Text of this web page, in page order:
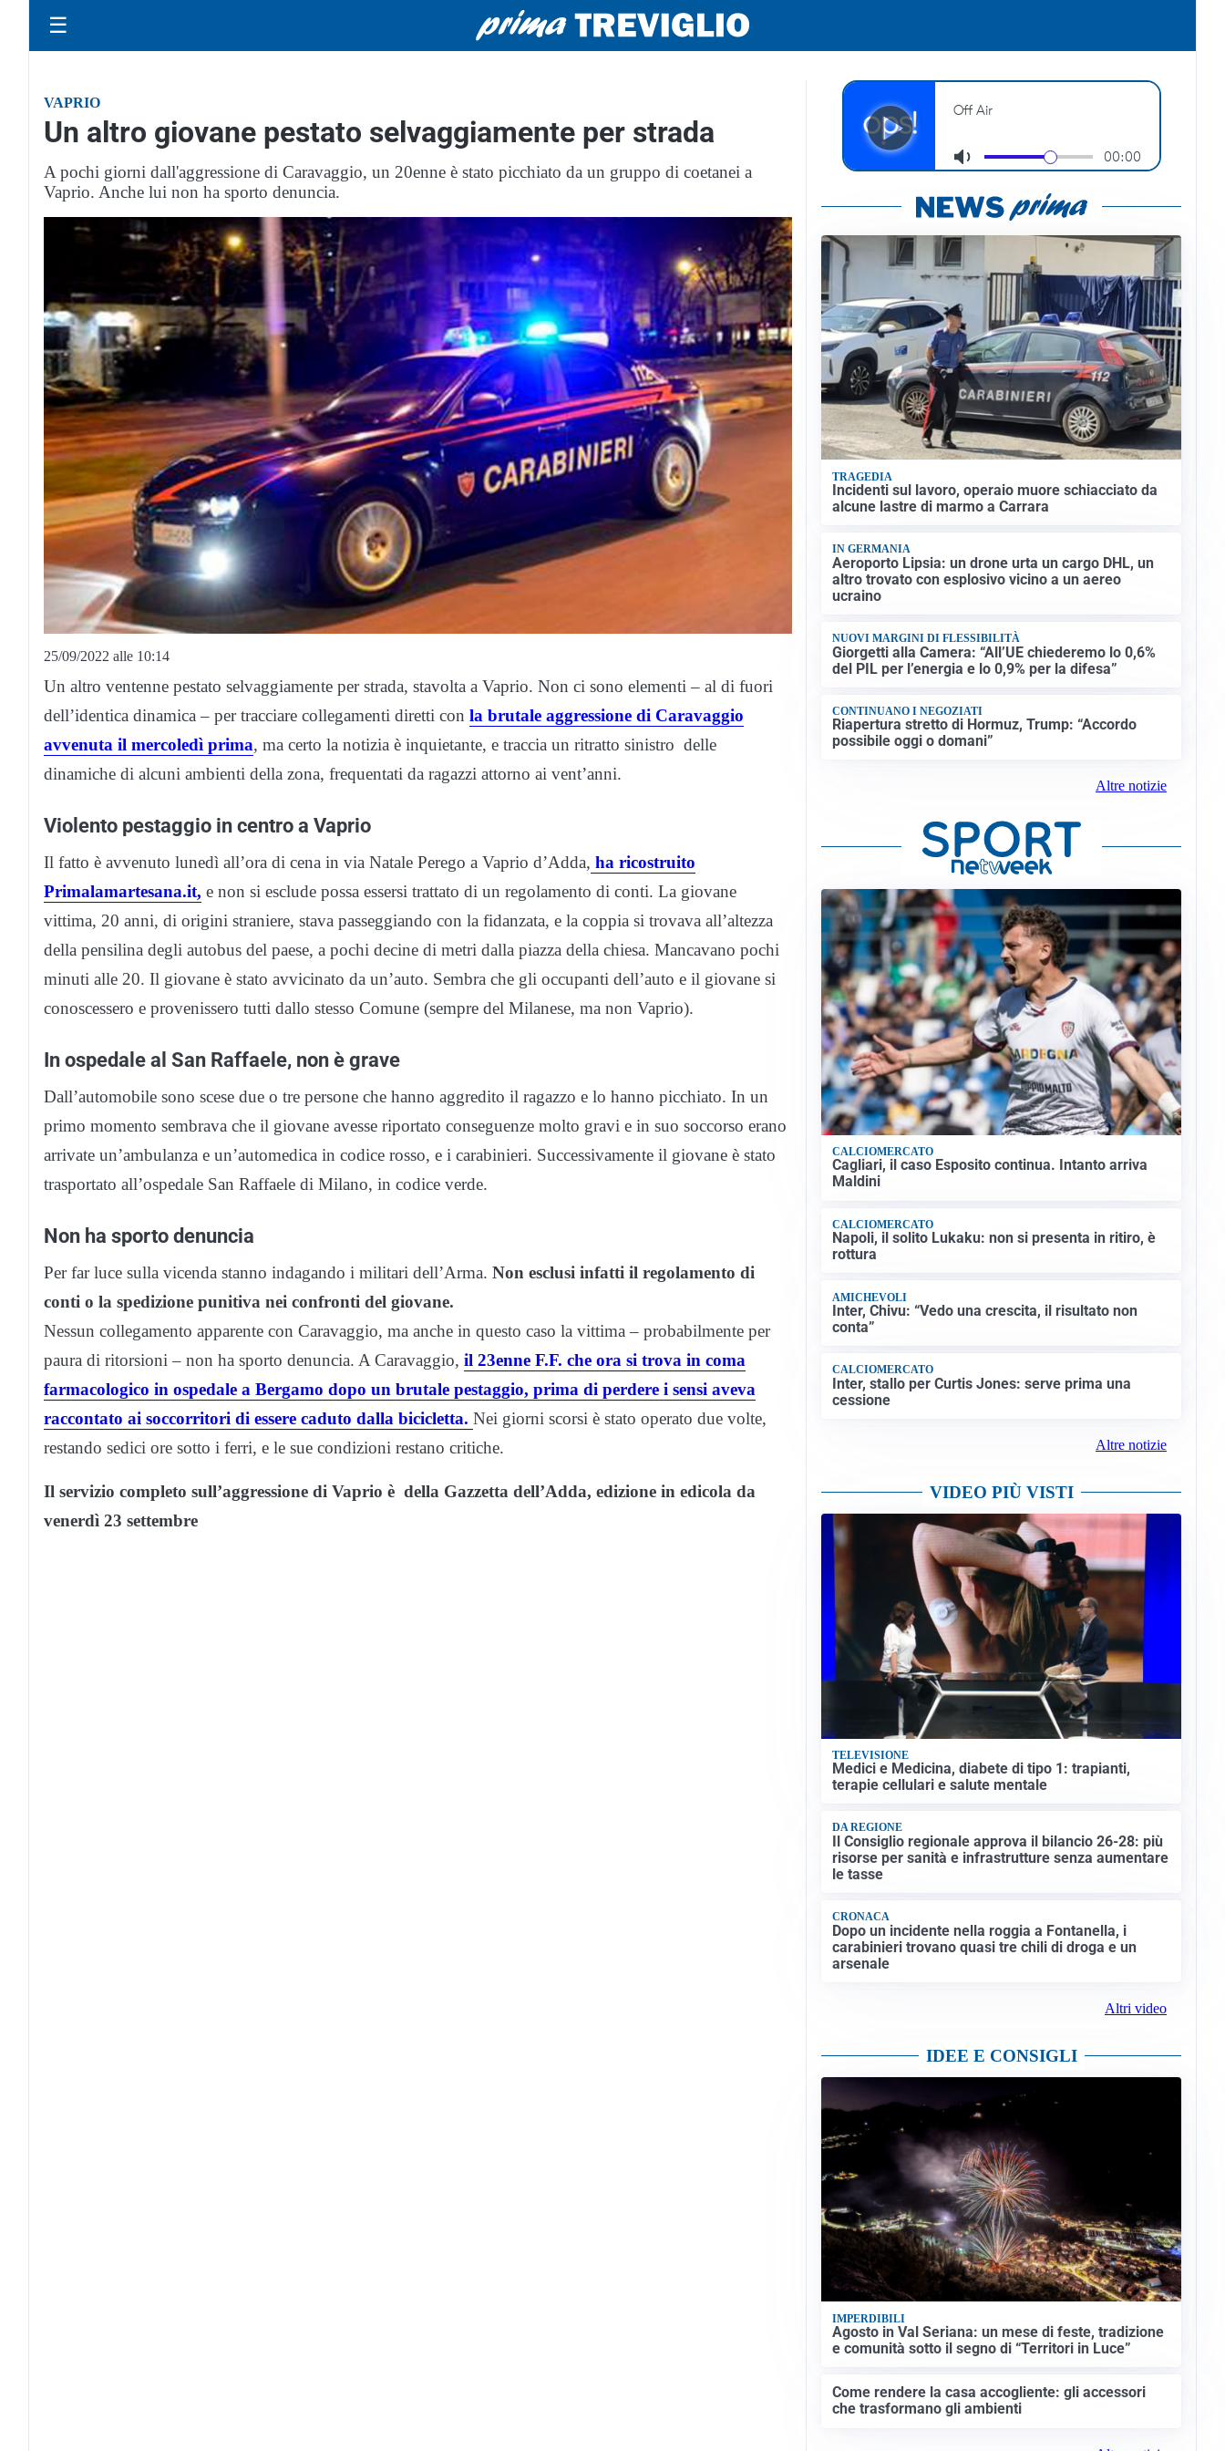
☰
VAPRIO
Un altro giovane pestato selvaggiamente per strada
A pochi giorni dall'aggressione di Caravaggio, un 20enne è stato picchiato da un gruppo di coetanei a
Vaprio. Anche lui non ha sporto denuncia.
25/09/2022 alle 10:14
Un altro ventenne pestato selvaggiamente per strada, stavolta a Vaprio. Non ci sono elementi – al di fuori
dell’identica dinamica – per tracciare collegamenti diretti con la brutale aggressione di Caravaggio
avvenuta il mercoledì prima, ma certo la notizia è inquietante, e traccia un ritratto sinistro delle
dinamiche di alcuni ambienti della zona, frequentati da ragazzi attorno ai vent’anni.
Violento pestaggio in centro a Vaprio
Il fatto è avvenuto lunedì all’ora di cena in via Natale Perego a Vaprio d’Adda, ha ricostruito
Primalamartesana.it, e non si esclude possa essersi trattato di un regolamento di conti. La giovane
vittima, 20 anni, di origini straniere, stava passeggiando con la fidanzata, e la coppia si trovava all’altezza
della pensilina degli autobus del paese, a pochi decine di metri dalla piazza della chiesa. Mancavano pochi
minuti alle 20. Il giovane è stato avvicinato da un’auto. Sembra che gli occupanti dell’auto e il giovane si
conoscessero e provenissero tutti dallo stesso Comune (sempre del Milanese, ma non Vaprio).
In ospedale al San Raffaele, non è grave
Dall’automobile sono scese due o tre persone che hanno aggredito il ragazzo e lo hanno picchiato. In un
primo momento sembrava che il giovane avesse riportato conseguenze molto gravi e in suo soccorso erano
arrivate un’ambulanza e un’automedica in codice rosso, e i carabinieri. Successivamente il giovane è stato
trasportato all’ospedale San Raffaele di Milano, in codice verde.
Non ha sporto denuncia
Per far luce sulla vicenda stanno indagando i militari dell’Arma. Non esclusi infatti il regolamento di
conti o la spedizione punitiva nei confronti del giovane.
Nessun collegamento apparente con Caravaggio, ma anche in questo caso la vittima – probabilmente per
paura di ritorsioni – non ha sporto denuncia. A Caravaggio, il 23enne F.F. che ora si trova in coma
farmacologico in ospedale a Bergamo dopo un brutale pestaggio, prima di perdere i sensi aveva
raccontato ai soccorritori di essere caduto dalla bicicletta. Nei giorni scorsi è stato operato due volte,
restando sedici ore sotto i ferri, e le sue condizioni restano critiche.
Il servizio completo sull’aggressione di Vaprio è della Gazzetta dell’Adda, edizione in edicola da
venerdì 23 settembre
TRAGEDIA
Incidenti sul lavoro, operaio muore schiacciato da
alcune lastre di marmo a Carrara
IN GERMANIA
Aeroporto Lipsia: un drone urta un cargo DHL, un
altro trovato con esplosivo vicino a un aereo
ucraino
NUOVI MARGINI DI FLESSIBILITÀ
Giorgetti alla Camera: “All’UE chiederemo lo 0,6%
del PIL per l’energia e lo 0,9% per la difesa”
CONTINUANO I NEGOZIATI
Riapertura stretto di Hormuz, Trump: “Accordo
possibile oggi o domani”
Altre notizie
CALCIOMERCATO
Cagliari, il caso Esposito continua. Intanto arriva
Maldini
CALCIOMERCATO
Napoli, il solito Lukaku: non si presenta in ritiro, è
rottura
AMICHEVOLI
Inter, Chivu: “Vedo una crescita, il risultato non
conta”
CALCIOMERCATO
Inter, stallo per Curtis Jones: serve prima una
cessione
Altre notizie
VIDEO PIÙ VISTI
TELEVISIONE
Medici e Medicina, diabete di tipo 1: trapianti,
terapie cellulari e salute mentale
DA REGIONE
Il Consiglio regionale approva il bilancio 26-28: più
risorse per sanità e infrastrutture senza aumentare
le tasse
CRONACA
Dopo un incidente nella roggia a Fontanella, i
carabinieri trovano quasi tre chili di droga e un
arsenale
Altri video
IDEE E CONSIGLI
IMPERDIBILI
Agosto in Val Seriana: un mese di feste, tradizione
e comunità sotto il segno di “Territori in Luce”
Come rendere la casa accogliente: gli accessori
che trasformano gli ambienti